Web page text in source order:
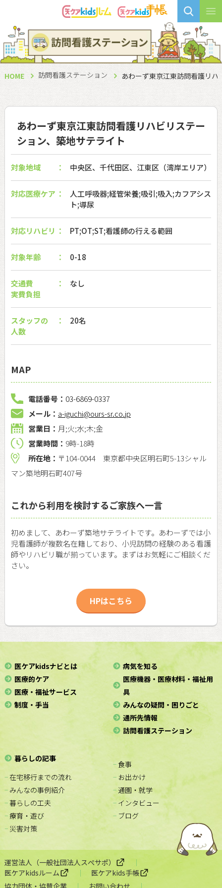
HOME 訪問看護ステーション あわーず東京江東訪問看護リ
あわーず東京江東訪問看護リハビリステー
ション、築地サテライト
対象地域 中央区、千代田区、江東区（湾岸エリア）
対応医療ケア
人工呼吸器;経管栄養;吸引;吸入;カフアシス
ト;導尿
対応リハビリ PT;OT;ST;看護師の行える範囲
対象年齢 0-18
交通費
実費負担
なし
スタッフの
人数
20名
MAP
電話番号： 03-6869-0337
メール： a-iguchi@ours-sr.co.jp
営業日： 月;火;水;木;金
営業時間： 9時-18時
所在地： 〒104-0044 東京都中央区明石町5-13シャル
マン築地明石町407号
これから利用を検討するご家族へ一言
初めまして、あわーず築地サテライトです。あわーずでは小
児看護師が複数名在籍しており、小児訪問の経験のある看護
師やリハビリ職が揃っています。まずはお気軽にご相談くだ
さい。
HPはこちら
医ケアkidsナビとは
医療的ケア
医療・福祉サービス
制度・手当
病気を知る
医療機器・医療材料・福祉用
具
みんなの疑問・困りごと
通所先情報
訪問看護ステーション
暮らしの記事
− 在宅移行までの流れ
− みんなの事例紹介
− 暮らしの工夫
− 療育・遊び
− 災害対策
− 食事
− お出かけ
− 通園・就学
− インタビュー
− ブログ
運営法人（一般社団法人スぺサポ）
医ケアkidsルーム
医ケアkids手帳
協力団体・協賛企業
お問い合わせ